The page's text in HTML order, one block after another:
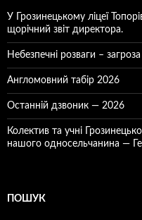
У Грозинецькому ліцеї
щорічний звіт директора.
Небезпечні розваги –
Англомовний табір 2026
Останній дзвоник — 2026
Колектив та учні
нашого односельчанина —
ПОШУК